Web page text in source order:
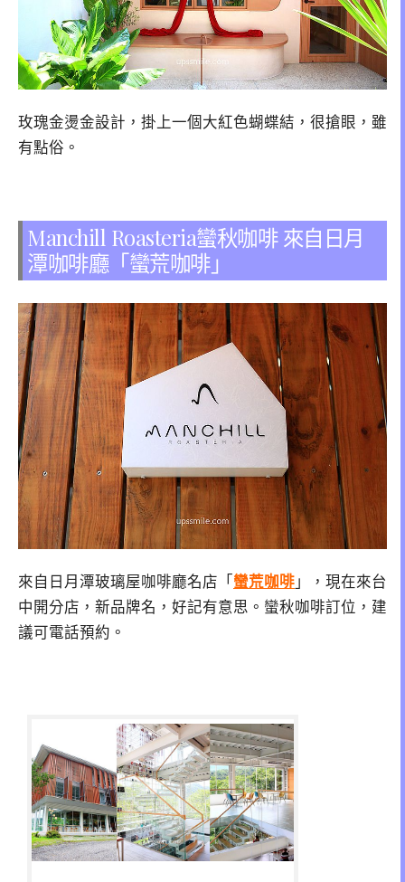
玫瑰金燙金設計，掛上一個大紅色蝴蝶結，很搶眼，雖
有點俗。
Manchill Roasteria蠻秋咖啡 來自日月
潭咖啡廳「蠻荒咖啡」
來自日月潭玻璃屋咖啡廳名店「 蠻荒咖啡 」，現在來台
中開分店，新品牌名，好記有意思。蠻秋咖啡訂位，建
議可電話預約。